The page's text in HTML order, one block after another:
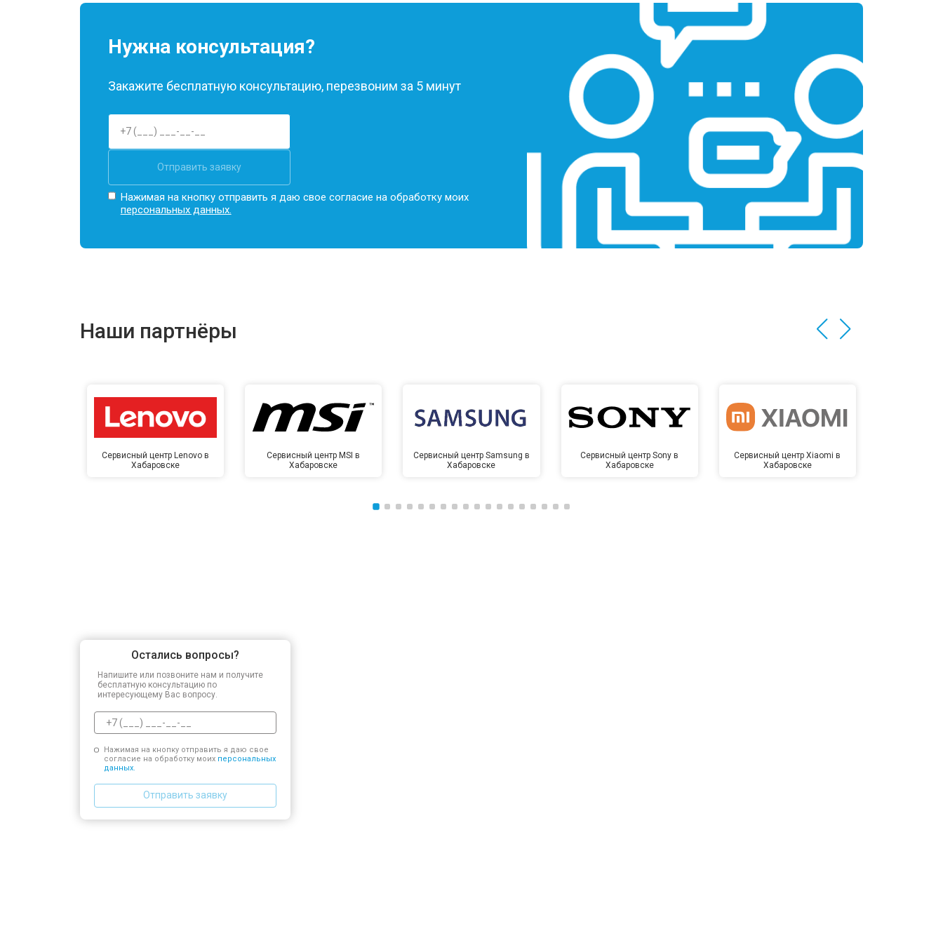
Нужна консультация?
Закажите бесплатную консультацию, перезвоним за 5 минут
Отправить заявку
Нажимая на кнопку отправить я даю свое согласие на обработку моих
персональных данных.
Наши партнёры
Сервисный центр Lenovo в
Хабаровске
Сервисный центр MSI в
Хабаровске
Сервисный центр Samsung в
Хабаровске
Сервисный центр Sony в
Хабаровске
Сервисный центр Xiaomi в
Хабаровске
Остались вопросы?
Напишите или позвоните нам и получите
бесплатную консультацию по
интересующему Вас вопросу.
Нажимая на кнопку отправить я даю свое
согласие на обработку моих персональных
данных.
Отправить заявку